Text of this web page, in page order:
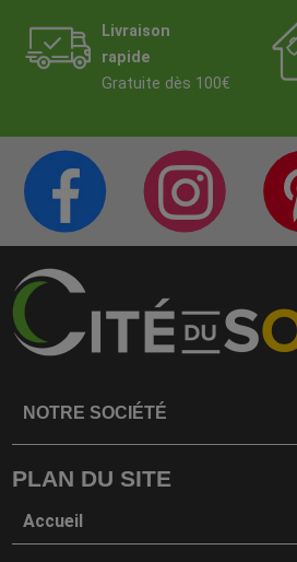
Livraison
rapide
Gratuite dès 100€
PAGE FACEBOOK
CITÉ DE LA DÉCO CITÉ
NOTRE SOCIÉTÉ
PLAN DU SITE
Accueil